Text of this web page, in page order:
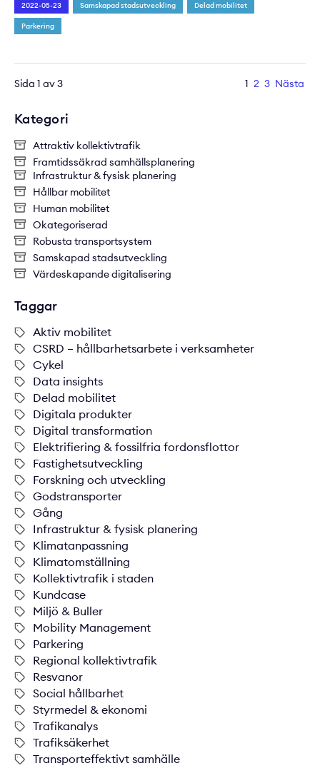
Kategori
Attraktiv kollektivtrafik
Framtidssäkrad samhällsplanering
Infrastruktur & fysisk planering
Hållbar mobilitet
Human mobilitet
Okategoriserad
Robusta transportsystem
Samskapad stadsutveckling
Värdeskapande digitalisering
Taggar
Aktiv mobilitet
CSRD – hållbarhetsarbete i verksamheter
Cykel
Data insights
Delad mobilitet
Digitala produkter
Digital transformation
Elektrifiering & fossilfria fordonsflottor
Fastighetsutveckling
Forskning och utveckling
Godstransporter
Gång
Infrastruktur & fysisk planering
Klimatanpassning
Klimatomställning
Kollektivtrafik i staden
Kundcase
Miljö & Buller
Mobility Management
Parkering
Regional kollektivtrafik
Resvanor
Social hållbarhet
Styrmedel & ekonomi
Trafikanalys
Trafiksäkerhet
Transporteffektivt samhälle
2022-05-23 Samskapad stadsutveckling Delad mobilitet
Parkering
Sida 1 av 3 1 2 3 Nästa